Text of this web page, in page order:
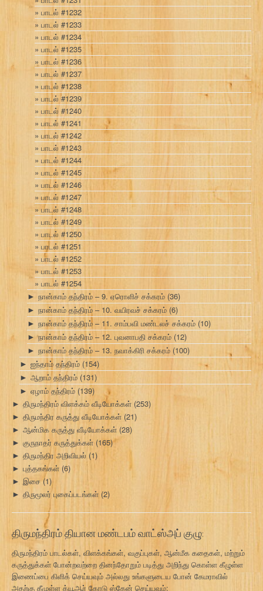
பாடல் #1232
பாடல் #1233
பாடல் #1234
பாடல் #1235
பாடல் #1236
பாடல் #1237
பாடல் #1238
பாடல் #1239
பாடல் #1240
பாடல் #1241
பாடல் #1242
பாடல் #1243
பாடல் #1244
பாடல் #1245
பாடல் #1246
பாடல் #1247
பாடல் #1248
பாடல் #1249
பாடல் #1250
பாடல் #1251
பாடல் #1252
பாடல் #1253
பாடல் #1254
► நான்காம் தந்திரம் – 9. ஏரொளிச் சக்கரம் (36)
► நான்காம் தந்திரம் – 10. வயிரவச் சக்கரம் (6)
► நான்காம் தந்திரம் – 11. சாம்பவி மண்டலச் சக்கரம் (10)
► நான்காம் தந்திரம் – 12. புவனாபதி சக்கரம் (12)
► நான்காம் தந்திரம் – 13. நவாக்கிரி சக்கரம் (100)
► ஐந்தாம் தந்திரம் (154)
► ஆறாம் தந்திரம் (131)
► ஏழாம் தந்திரம் (139)
► திருமந்திரம் விளக்கம் வீடியோக்கள் (253)
► திருமந்திர கருத்து வீடியோக்கள் (21)
► ஆன்மிக கருத்து வீடியோக்கள் (28)
► குருநாதர் கருத்துக்கள் (165)
► திருமந்திர அறிவியல் (1)
► புத்தகங்கள் (6)
► இசை(1)
► திருமூலர் புகைப்படங்கள் (2)
திருமந்திரம் தியான மண்டபம் வாட்ஸ்அப் குழு:
திருமந்திரம் பாடல்கள், விளக்கங்கள், வகுப்புகள், ஆன்மீக கதைகள், மற்றும்
கருத்துக்கள் போன்றவற்றை தினந்தோறும் படித்து அறிந்து கொள்ள கீழுள்ள
இணைப்பை கிளிக் செய்யவும் அல்லது உங்களுடைய போன் கேமராவில்
அதற்கு கீழுள்ள க்யூஆர் கோடு ஸ்கேன் செய்யவும்: